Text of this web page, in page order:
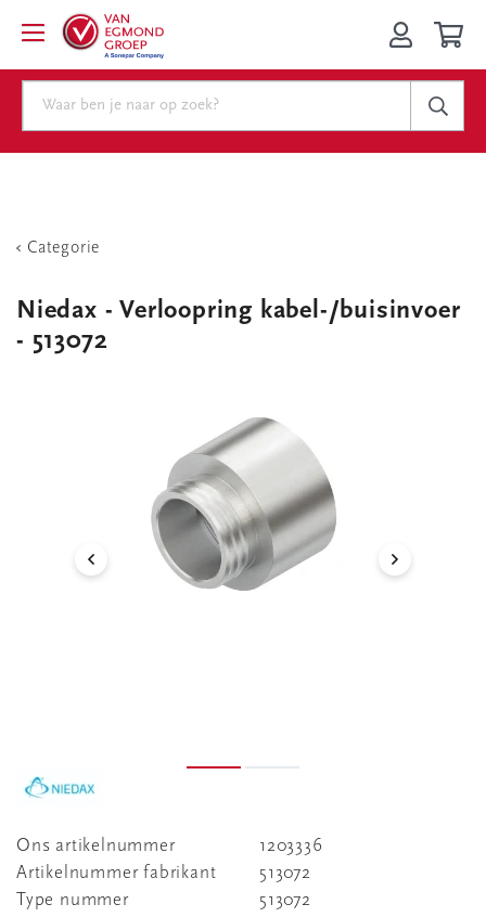
Categorie
Niedax - Verloopring kabel-/buisinvoer
- 513072
Ons artikelnummer
1203336
Artikelnummer fabrikant
513072
Type nummer
513072